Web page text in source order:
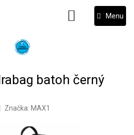
NÁKUPNÍ
KOŠÍK
batoh černý
Značka: MAX1